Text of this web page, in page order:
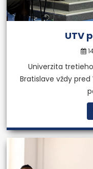
UTV
Univerzita
Bratislave vždy